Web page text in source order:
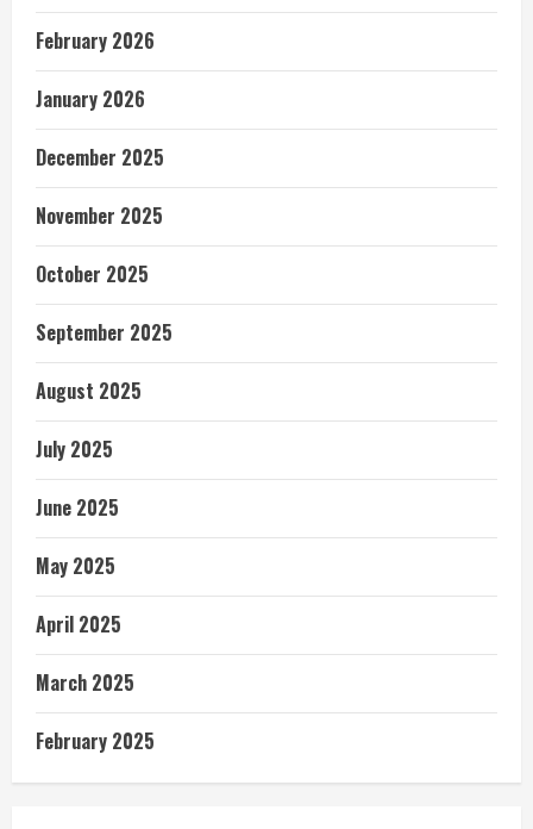
February 2026
January 2026
December 2025
November 2025
October 2025
September 2025
August 2025
July 2025
June 2025
May 2025
April 2025
March 2025
February 2025